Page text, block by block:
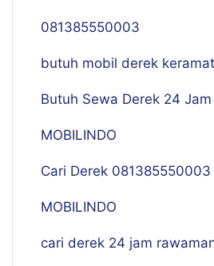
081385550003
butuh mobil derek
Butuh Sewa Derek 24 Jam
MOBILINDO
Cari Derek 081385550003
MOBILINDO
cari derek 24 jam